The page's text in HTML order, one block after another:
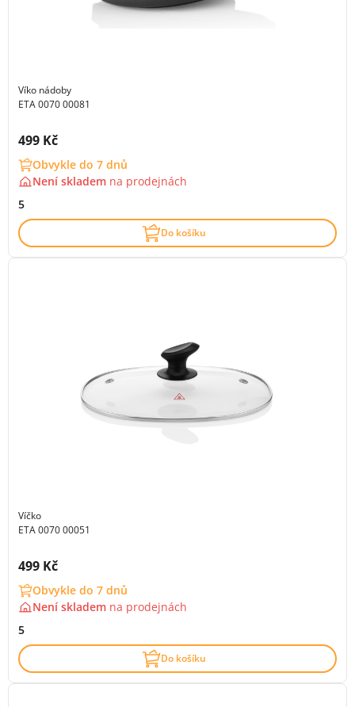
Víko nádoby
ETA 0070 00081
Cena s DPH:
499 Kč
Obvykle do 7 dnů
Není skladem na prodejnách
5
Do košíku
Víčko
ETA 0070 00051
Cena s DPH:
499 Kč
Obvykle do 7 dnů
Není skladem na prodejnách
5
Do košíku